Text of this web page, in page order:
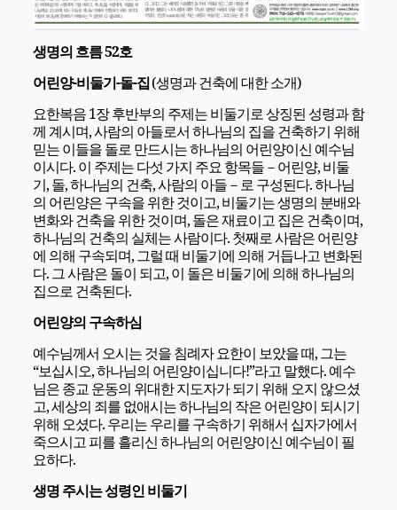
생명의 흐름 52호
어린양-비둘기-돌-집(생명과 건축에 대한 소개)
요한복음 1장 후반부의 주제는 비둘기로 상징된 성령과 함
께 계시며, 사람의 아들로서 하나님의 집을 건축하기 위해
믿는 이들을 돌로 만드시는 하나님의 어린양이신 예수님
이시다. 이 주제는 다섯 가지 주요 항목들－어린양, 비둘
기, 돌, 하나님의 건축, 사람의 아들－로 구성된다. 하나님
의 어린양은 구속을 위한 것이고, 비둘기는 생명의 분배와
변화와 건축을 위한 것이며, 돌은 재료이고 집은 건축이며,
하나님의 건축의 실체는 사람이다. 첫째로 사람은 어린양
에 의해 구속되며, 그럴 때 비둘기에 의해 거듭나고 변화된
다. 그 사람은 돌이 되고, 이 돌은 비둘기에 의해 하나님의
집으로 건축된다.
어린양의 구속하심
예수님께서 오시는 것을 침례자 요한이 보았을 때, 그는
“보십시오, 하나님의 어린양이십니다!”라고 말했다. 예수
님은 종교 운동의 위대한 지도자가 되기 위해 오지 않으셨
고, 세상의 죄를 없애시는 하나님의 작은 어린양이 되시기
위해 오셨다. 우리는 우리를 구속하기 위해서 십자가에서
죽으시고 피를 흘리신 하나님의 어린양이신 예수님이 필
요하다.
생명 주시는 성령인 비둘기